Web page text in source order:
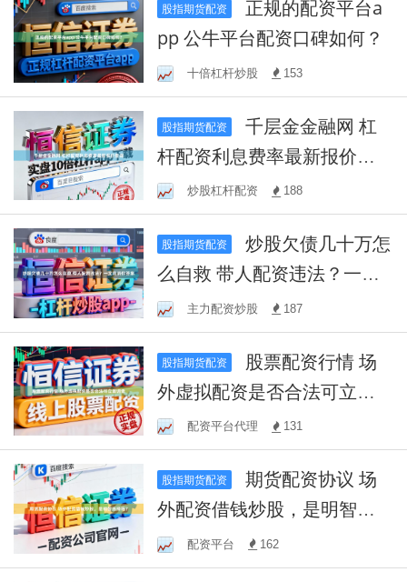
股指期货配资
pp 公牛平台配资口碑如何？
十倍杠杆炒股 153
股指期货配资
千层金金融网 杠
杆配资利息费率最新报价查
询
炒股杠杆配资 188
股指期货配资
炒股欠债几十万怎
么自救 带人配资违法？一文
告诉你答案
主力配资炒股 187
股指期货配资
外虚拟配资是否合法可立案
调查配资平台代理 131
股指期货配资
期货配资协议 场
外配资借钱炒股，是明智选
择吗？配资平台 162